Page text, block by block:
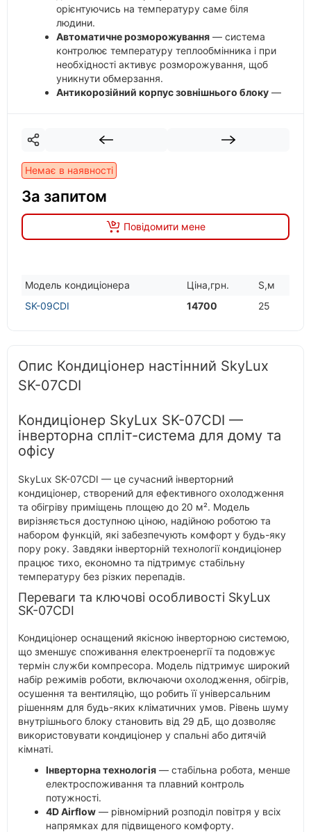
орієнтуючись на температуру саме біля
людини.
Автоматичне розморожування — система
контролює температуру теплообмінника і при
необхідності активує розморожування, щоб
уникнути обмерзання.
Антикорозійний корпус зовнішнього блоку —
шкідників.
Немає в наявності
За запитом
Повідомити мене
Модель кондицiонера Цiна,грн.
S,м
SK-09CDI
14700 25
Опис Кондиціонер настінний SkyLux
SK-07CDI
Кондиціонер SkyLux SK-07CDI —
інверторна спліт-система для дому та
офісу
SkyLux SK-07CDI — це сучасний інверторний
кондиціонер, створений для ефективного охолодження
та обігріву приміщень площею до 20 м². Модель
вирізняється доступною ціною, надійною роботою та
набором функцій, які забезпечують комфорт у будь-яку
пору року. Завдяки інверторній технології кондиціонер
працює тихо, економно та підтримує стабільну
температуру без різких перепадів.
Переваги та ключові особливості SkyLux
SK-07CDI
Кондиціонер оснащений якісною інверторною системою,
що зменшує споживання електроенергії та подовжує
термін служби компресора. Модель підтримує широкий
набір режимів роботи, включаючи охолодження, обігрів,
осушення та вентиляцію, що робить її універсальним
рішенням для будь-яких кліматичних умов. Рівень шуму
внутрішнього блоку становить від 29 дБ, що дозволяє
використовувати кондиціонер у спальні або дитячій
кімнаті.
Інверторна технологія — стабільна робота, менше
електроспоживання та плавний контроль
потужності.
4D Airflow — рівномірний розподіл повітря у всіх
напрямках для підвищеного комфорту.